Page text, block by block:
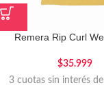
Remera Rip Curl
$35.999
3 cuotas sin interés de